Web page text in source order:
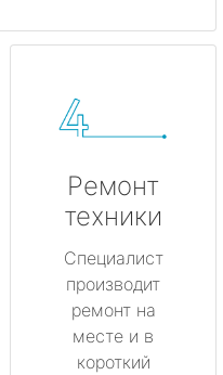
Ремонт
техники
Специалист
производит
ремонт на
месте и в
короткий